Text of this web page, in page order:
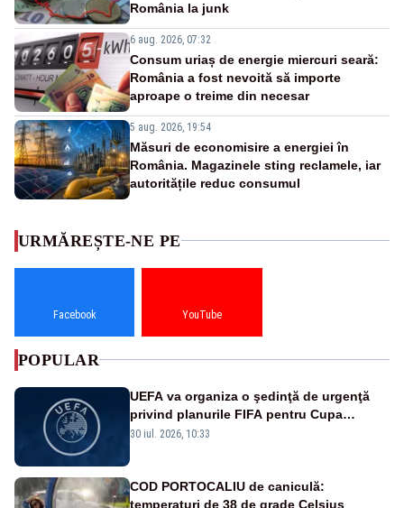
România la junk
6 aug. 2026, 07:32
Consum uriaș de energie miercuri seară:
România a fost nevoită să importe
aproape o treime din necesar
5 aug. 2026, 19:54
Măsuri de economisire a energiei în
România. Magazinele sting reclamele, iar
autoritățile reduc consumul
URMĂREȘTE-NE PE
Facebook YouTube
POPULAR
UEFA va organiza o şedinţă de urgenţă
privind planurile FIFA pentru Cupa
Mondială
30 iul. 2026, 10:33
COD PORTOCALIU de caniculă:
temperaturi de 38 de grade Celsius